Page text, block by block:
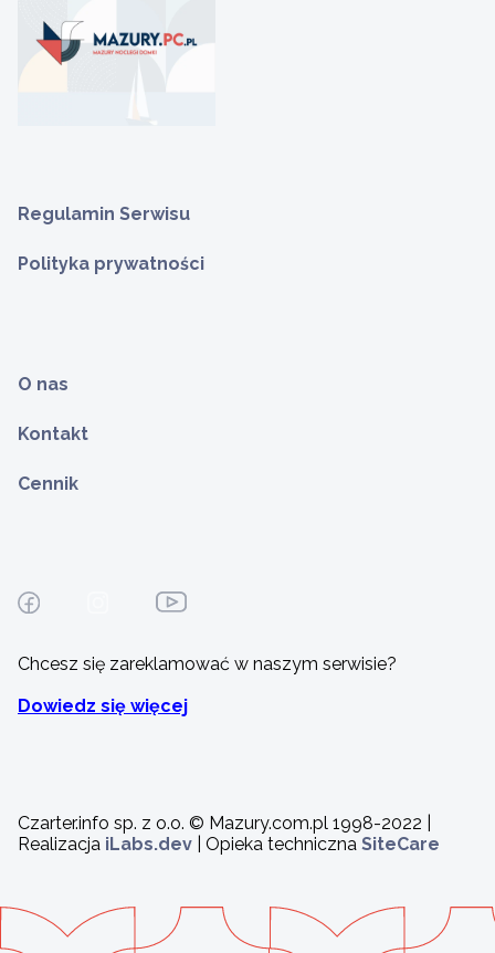
Regulamin Serwisu
Polityka prywatności
O nas
Kontakt
Cennik
Chcesz się zareklamować w naszym serwisie?
Dowiedz się więcej
Czarter.info sp. z o.o. © Mazury.com.pl 1998-2022 |
Realizacja iLabs.dev | Opieka techniczna SiteCare